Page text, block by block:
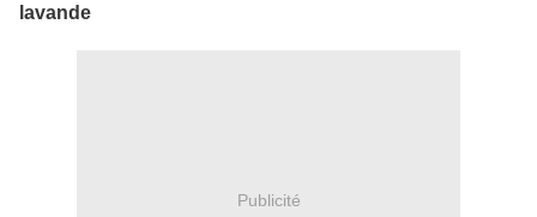
lavande
Publicité